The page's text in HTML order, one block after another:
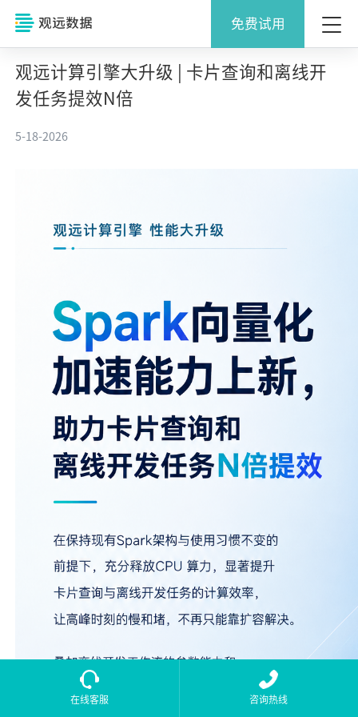
免费试用
观远计算引擎大升级 | 卡片查询和离线开
发任务提效N倍
5-18-2026
在线客服 咨询热线